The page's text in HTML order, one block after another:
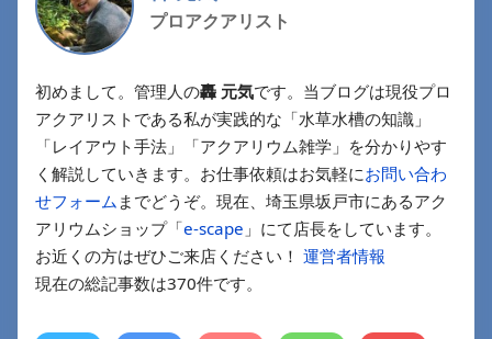
プロアクアリスト
初めまして。管理人の轟 元気です。当ブログは現役プロ
アクアリストである私が実践的な「水草水槽の知識」
「レイアウト手法」「アクアリウム雑学」を分かりやす
く解説していきます。お仕事依頼はお気軽にお問い合わ
せフォーム までどうぞ。現在、埼玉県坂戸市にあるアク
アリウムショップ「e-scape 」にて店長をしています。
お近くの方はぜひご来店ください！ 運営者情報
現在の総記事数は370件です。